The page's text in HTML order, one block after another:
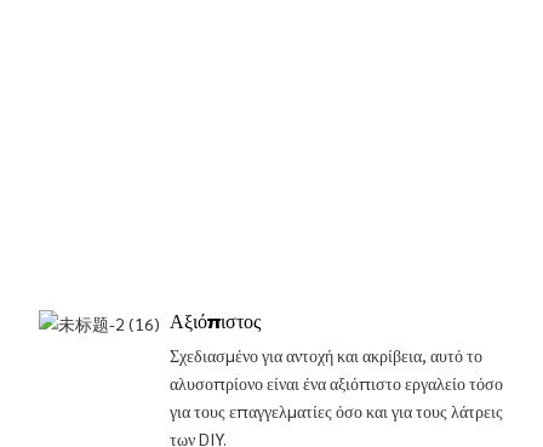
Αξιόπιστος
Σχεδιασμένο για αντοχή και ακρίβεια, αυτό το
αλυσοπρίονο είναι ένα αξιόπιστο εργαλείο τόσο
για τους επαγγελματίες όσο και για τους λάτρεις
των DIY.